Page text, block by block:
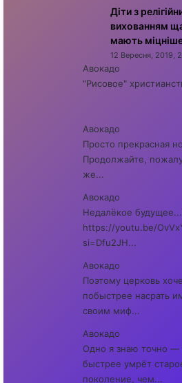
Діти з
вихованням
мають
12 Вересня, 2019,
Авокадо
"Рисовое"
Авокадо
Просто прекрасная
Продолжайте,
же...
Авокадо
Недалёкое
https://youtu.be/
si=Dfu2JH...
Авокадо
Поэтому церковь
побыстрее насрать
своим миф...
Авокадо
Одно я знаю точно —
быстрее умрёт
поколение, чем...